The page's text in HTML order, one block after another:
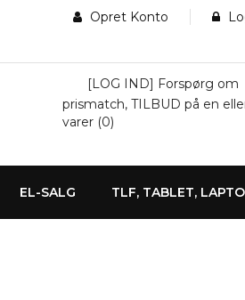
Opret Konto
[LOG IND] Forspørg om
prismatch, TILBUD på en
varer (0)
EL-SALG TLF, TABLET,